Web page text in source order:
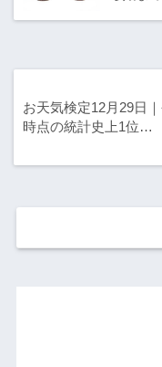
お天気検定12月29日
時点の統計史上1位…